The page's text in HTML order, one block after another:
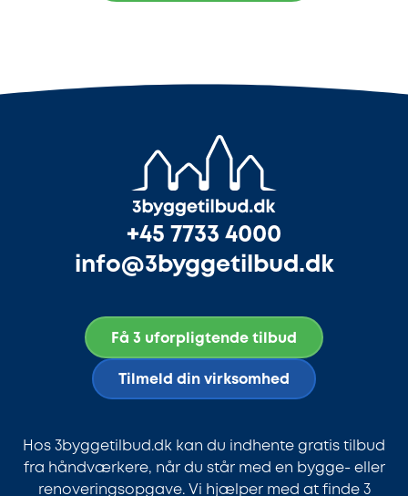
+45 7733 4000
info@3byggetilbud.dk
Få 3 uforpligtende tilbud
Tilmeld din virksomhed
Hos 3byggetilbud.dk kan du indhente gratis tilbud
fra håndværkere, når du står med en bygge- eller
renoveringsopgave. Vi hjælper med at finde 3